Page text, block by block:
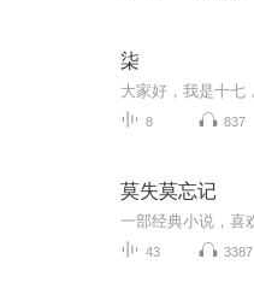
柒
8 837
莫失莫忘记
43 3387